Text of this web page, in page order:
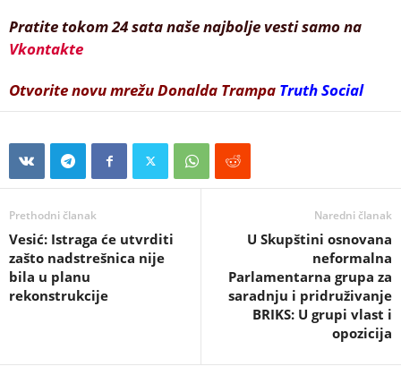
Pratite tokom 24 sata naše najbolje vesti samo na
Vkontakte
Otvorite novu mrežu Donalda Trampa Truth Social
Prethodni članak
Vesić: Istraga će utvrditi
zašto nadstrešnica nije
bila u planu
rekonstrukcije
Naredni članak
U Skupštini osnovana
neformalna
Parlamentarna grupa za
saradnju i pridruživanje
BRIKS: U grupi vlast i
opozicija